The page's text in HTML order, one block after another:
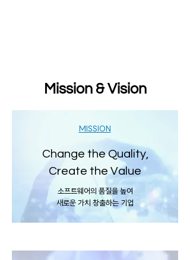
Mission & Vision
Change the Quality,
Create the Value
소프트웨어의 품질을 높여
새로운 가치 창출하는 기업
MISSION